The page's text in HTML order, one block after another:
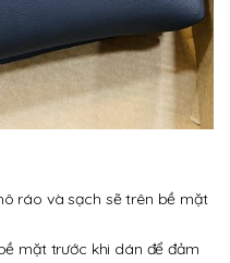
ráo và sạch sẽ trên bề mặt
mặt trước khi dán để đảm